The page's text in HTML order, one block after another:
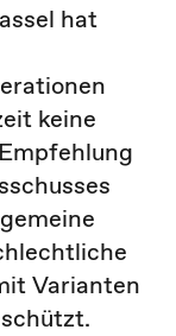
hat
keine
Varianten